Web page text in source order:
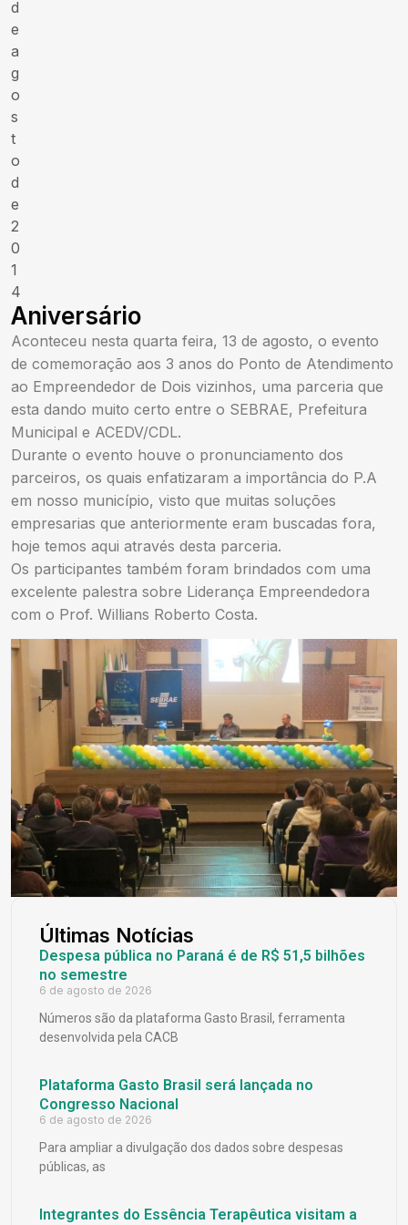
d
e
a
g
o
s
t
o
d
e
2
0
1
4
Aniversário
Aconteceu nesta quarta feira, 13 de agosto, o evento
de comemoração aos 3 anos do Ponto de Atendimento
ao Empreendedor de Dois vizinhos, uma parceria que
esta dando muito certo entre o SEBRAE, Prefeitura
Municipal e ACEDV/CDL.
Durante o evento houve o pronunciamento dos
parceiros, os quais enfatizaram a importância do P.A
em nosso município, visto que muitas soluções
empresarias que anteriormente eram buscadas fora,
hoje temos aqui através desta parceria.
Os participantes também foram brindados com uma
excelente palestra sobre Liderança Empreendedora
com o Prof. Willians Roberto Costa.
Últimas Notícias
Despesa pública no Paraná é de R$ 51,5 bilhões
no semestre
6 de agosto de 2026
Números são da plataforma Gasto Brasil, ferramenta
desenvolvida pela CACB
Plataforma Gasto Brasil será lançada no
Congresso Nacional
6 de agosto de 2026
Para ampliar a divulgação dos dados sobre despesas
públicas, as
Integrantes do Essência Terapêutica visitam a